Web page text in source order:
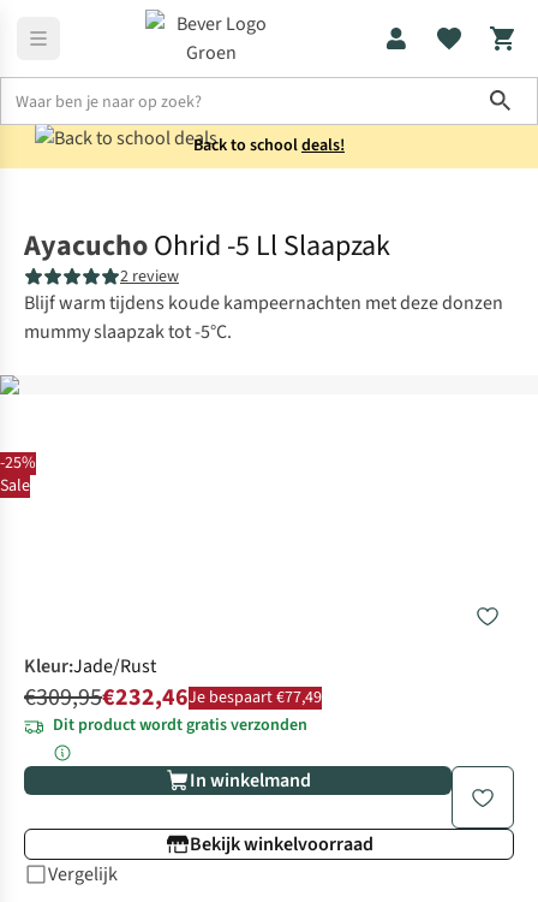
Back to schooldeals!
-25%
Sale
AyacuchoOhrid -5 Ll Slaapzak
2 review
Blijf warm tijdens koude kampeernachten met deze donzen
mummy slaapzak tot -5°C.
Kleur:Jade/Rust
€309,95€232,46Je bespaart €77,49
Dit product wordt gratis verzonden
In winkelmand
Bekijk winkelvoorraad
Vergelijk